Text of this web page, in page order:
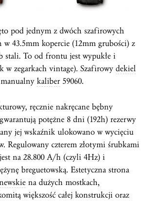
pod jednym z dwóch szafirowych
w 43.5mm kopercie (12mm grubości) z
stali. To od frontu jest wypukłe i
w zegarkach vintage). Szafirowy dekiel
kaliber 59060.
ręcznie nakręcane bębny
potężne 8 dni (192h) rezerwy
jej wskaźnik ulokowano w wycięciu
Regulowany czterem złotymi śrubkami
na 28.800 A/h (czyli 4Hz) i
breguetowską. Estetyczna strona
na dużych mostkach,
większość całej konstrukcji oraz